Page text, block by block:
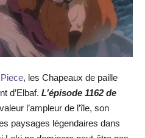
, les Chapeaux de paille
d’Elbaf. L’épisode 1162 de
l’ampleur de l’île, son
paysages légendaires dans